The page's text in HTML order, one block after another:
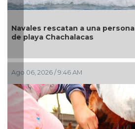
Navales rescatan a una
de playa Chachalacas
Ago 06, 2026 / 9:46 AM